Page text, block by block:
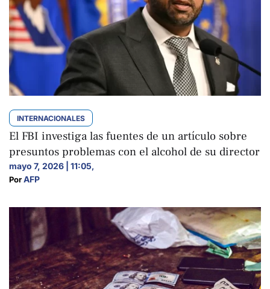
INTERNACIONALES
El FBI investiga las fuentes de un artículo sobre
presuntos problemas con el alcohol de su director
mayo 7, 2026 | 11:05,
Por AFP